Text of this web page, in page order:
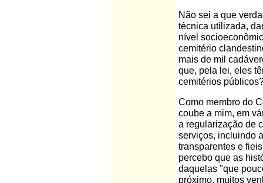
Não sei a que
técnica utilizada,
nível
cemitério
mais de mil
que, pela lei, eles
cemitérios
Como membro do
coube a mim, em
a regularização de
serviços, incluindo
transparentes e
percebo que as
daquelas "que
próximo, muitos